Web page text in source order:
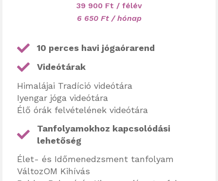
39 900 Ft / félév
6 650 Ft / hónap
10 perces havi jógaórarend
Videótárak
Himalájai Tradíció videótára
Iyengar jóga videótára
Élő órák felvételének videótára
Tanfolyamokhoz kapcsolódási
lehetőség
Élet- és Időmenedzsment tanfolyam
VáltozOM Kihívás